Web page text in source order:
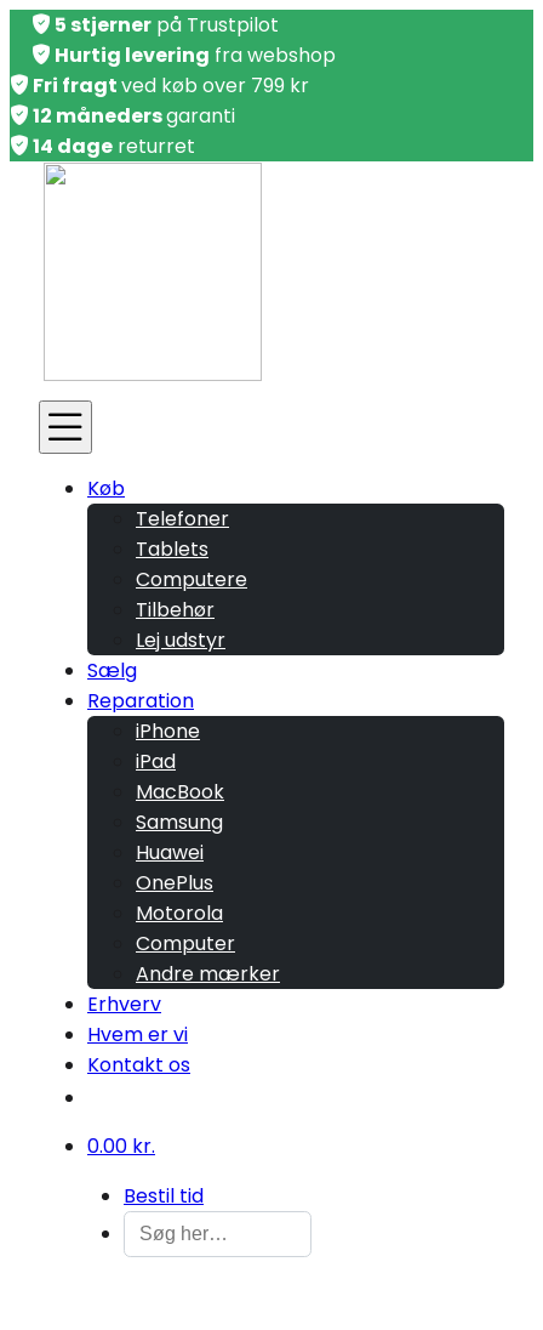
5 stjerner på Trustpilot
Hurtig levering fra webshop
Fri fragtved køb over 799 kr
12 månedersgaranti
14 dage returret
Køb
Telefoner
Tablets
Computere
Tilbehør
Lej udstyr
Sælg
Reparation
iPhone
iPad
MacBook
Samsung
Huawei
OnePlus
Motorola
Computer
Andre mærker
Erhverv
Hvem er vi
Kontakt os
0.00 kr.
Bestil tid